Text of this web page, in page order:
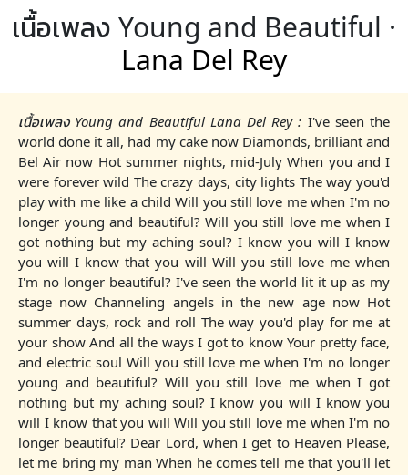
เนื้อเพลง Young and Beautiful ·
Lana Del Rey
เนื้อเพลง Young and Beautiful Lana Del Rey : I've seen the
world done it all, had my cake now Diamonds, brilliant and
Bel Air now Hot summer nights, mid-July When you and I
were forever wild The crazy days, city lights The way you'd
play with me like a child Will you still love me when I'm no
longer young and beautiful? Will you still love me when I
got nothing but my aching soul? I know you will I know
you will I know that you will Will you still love me when
I'm no longer beautiful? I've seen the world lit it up as my
stage now Channeling angels in the new age now Hot
summer days, rock and roll The way you'd play for me at
your show And all the ways I got to know Your pretty face,
and electric soul Will you still love me when I'm no longer
young and beautiful? Will you still love me when I got
nothing but my aching soul? I know you will I know you
will I know that you will Will you still love me when I'm no
longer beautiful? Dear Lord, when I get to Heaven Please,
let me bring my man When he comes tell me that you'll let